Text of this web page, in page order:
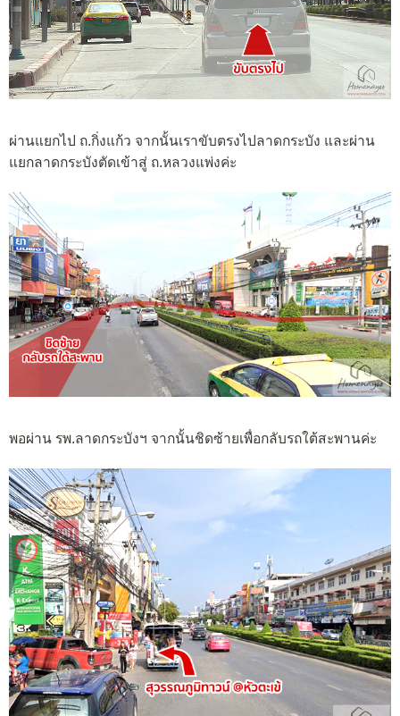
ผ่านแยกไป ถ.กิ่งแก้ว จากนั้นเราขับตรงไปลาดกระบัง และผ่าน
แยกลาดกระบังตัดเข้าสู่ ถ.หลวงแพ่งค่ะ
พอผ่าน รพ.ลาดกระบังฯ จากนั้นชิดซ้ายเพื่อกลับรถใต้สะพานค่ะ